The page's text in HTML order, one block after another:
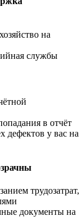
на
службы
в отчёт
дефектов у вас на
трудозатрат,
документы на